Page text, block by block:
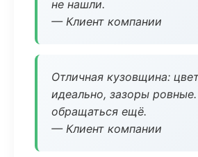
не нашли.
— Клиент компании
Отличная кузовщина:
идеально, зазоры
обращаться ещё.
— Клиент компании